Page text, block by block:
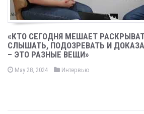
«КТО СЕГОДНЯ МЕШАЕТ
СЛЫШАТЬ, ПОДОЗРЕВАТЬ И
– ЭТО РАЗНЫЕ ВЕЩИ»
May 28, 2024 Интервью